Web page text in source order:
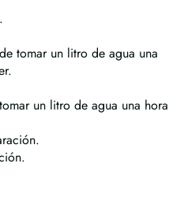
tomar un litro de agua una
un litro de agua una hora